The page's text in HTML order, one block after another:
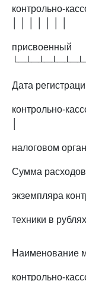
контрольно-
Дата
контрольно-
налоговом
Сумма
экземпляра
техники в рублях
Наименование
контрольно-